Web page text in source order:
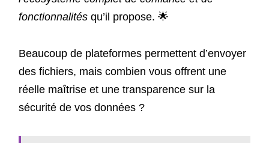
fonctionnalitésqu’il propose. 🌟
Beaucoup de plateformes permettent d’envoyer
des fichiers, mais combien vous offrent une
réelle maîtrise et une transparence sur la
sécurité de vos données ?